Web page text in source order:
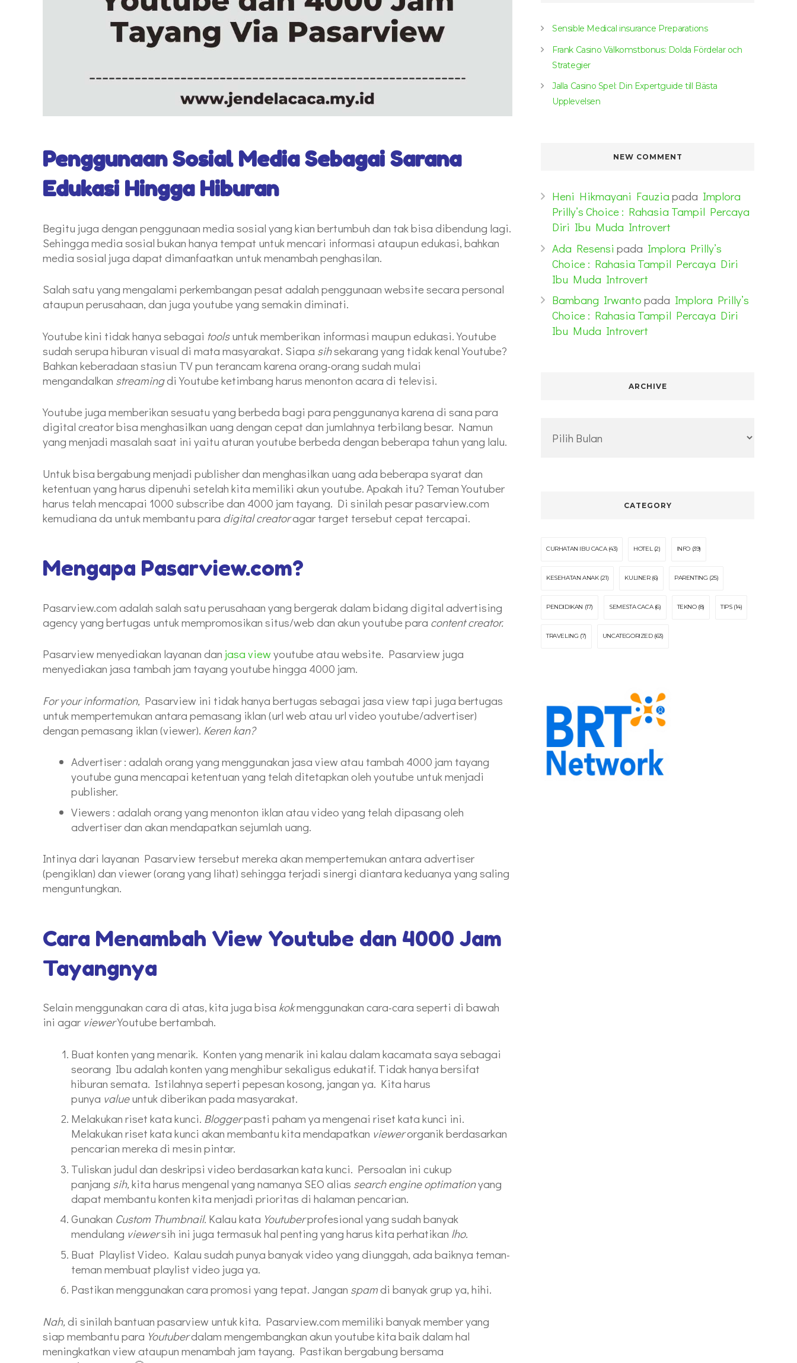
Penggunaan Sosial Media Sebagai Sarana
Edukasi Hingga Hiburan
Begitu juga dengan penggunaan media sosial yang kian bertumbuh dan tak bisa dibendung lagi.
Sehingga media sosial bukan hanya tempat untuk mencari informasi ataupun edukasi, bahkan
media sosial juga dapat dimanfaatkan untuk menambah penghasilan.
Salah satu yang mengalami perkembangan pesat adalah penggunaan website secara personal
ataupun perusahaan, dan juga youtube yang semakin diminati.
Youtube kini tidak hanya sebagai toolsuntuk memberikan informasi maupun edukasi. Youtube
sudah serupa hiburan visual di mata masyarakat. Siapa sihsekarang yang tidak kenal Youtube?
Bahkan keberadaan stasiun TV pun terancam karena orang-orang sudah mulai
mengandalkan streamingdi Youtube ketimbang harus menonton acara di televisi.
Youtube juga memberikan sesuatu yang berbeda bagi para penggunanya karena di sana para
digital creator bisa menghasilkan uang dengan cepat dan jumlahnya terbilang besar. Namun
yang menjadi masalah saat ini yaitu aturan youtube berbeda dengan beberapa tahun yang lalu.
Untuk bisa bergabung menjadi publisher dan menghasilkan uang ada beberapa syarat dan
ketentuan yang harus dipenuhi setelah kita memiliki akun youtube. Apakah itu? Teman Youtuber
harus telah mencapai 1000 subscribe dan 4000 jam tayang. Di sinilah pesar pasarview.com
kemudiana da untuk membantu para digital creatoragar target tersebut cepat tercapai.
Mengapa Pasarview.com?
Pasarview.com adalah salah satu perusahaan yang bergerak dalam bidang digital advertising
agency yang bertugas untuk mempromosikan situs/web dan akun youtube para content creator.
Pasarview menyediakan layanan dan jasa view youtube atau website. Pasarview juga
menyediakan jasa tambah jam tayang youtube hingga 4000 jam.
For your information, Pasarview ini tidak hanya bertugas sebagai jasa view tapi juga bertugas
untuk mempertemukan antara pemasang iklan (url web atau url video youtube/advertiser)
dengan pemasang iklan (viewer). Keren kan?
Advertiser : adalah orang yang menggunakan jasa view atau tambah 4000 jam tayang
youtube guna mencapai ketentuan yang telah ditetapkan oleh youtube untuk menjadi
publisher.
Viewers : adalah orang yang menonton iklan atau video yang telah dipasang oleh
advertiser dan akan mendapatkan sejumlah uang.
Intinya dari layanan Pasarview tersebut mereka akan mempertemukan antara advertiser
(pengiklan) dan viewer (orang yang lihat) sehingga terjadi sinergi diantara keduanya yang saling
menguntungkan.
Cara Menambah View Youtube dan 4000 Jam
Tayangnya
Selain menggunakan cara di atas, kita juga bisa kokmenggunakan cara-cara seperti di bawah
ini agar viewerYoutube bertambah.
Buat konten yang menarik. Konten yang menarik ini kalau dalam kacamata saya sebagai
seorang Ibu adalah konten yang menghibur sekaligus edukatif. Tidak hanya bersifat
hiburan semata. Istilahnya seperti pepesan kosong, jangan ya. Kita harus
punya valueuntuk diberikan pada masyarakat.
Melakukan riset kata kunci. Bloggerpasti paham ya mengenai riset kata kunci ini.
Melakukan riset kata kunci akan membantu kita mendapatkan viewerorganik berdasarkan
pencarian mereka di mesin pintar.
Tuliskan judul dan deskripsi video berdasarkan kata kunci. Persoalan ini cukup
panjang sih, kita harus mengenal yang namanya SEO alias search engine optimationyang
dapat membantu konten kita menjadi prioritas di halaman pencarian.
Gunakan Custom Thumbnail. Kalau kata Youtuberprofesional yang sudah banyak
mendulang viewersih ini juga termasuk hal penting yang harus kita perhatikan lho.
Buat Playlist Video. Kalau sudah punya banyak video yang diunggah, ada baiknya teman-
teman membuat playlist video juga ya.
Pastikan menggunakan cara promosi yang tepat. Jangan spamdi banyak grup ya, hihi.
Nah, di sinilah bantuan pasarview untuk kita. Pasarview.com memiliki banyak member yang
siap membantu para Youtuberdalam mengembangkan akun youtube kita baik dalam hal
meningkatkan view ataupun menambah jam tayang. Pastikan bergabung bersama
Sensible Medical insurance Preparations
Frank Casino Välkomstbonus: Dolda Fördelar och
Strategier
Jalla Casino Spel: Din Expertguide till Bästa
Upplevelsen
NEW COMMENT
Heni Hikmayani Fauzia pada Implora
Prilly’s Choice : Rahasia Tampil Percaya
Diri Ibu Muda Introvert
Ada Resensi pada Implora Prilly’s
Choice : Rahasia Tampil Percaya Diri
Ibu Muda Introvert
Bambang Irwanto pada Implora Prilly’s
Choice : Rahasia Tampil Percaya Diri
Ibu Muda Introvert
ARCHIVE
CATEGORY
CURHATAN IBU CACA(43) HOTEL (2) INFO (39)
KESEHATAN ANAK(21) KULINER(6) PARENTING (25)
PENDIDIKAN (17) SEMESTA CACA(6) TEKNO(8) TIPS(14)
TRAVELING (7) UNCATEGORIZED(63)